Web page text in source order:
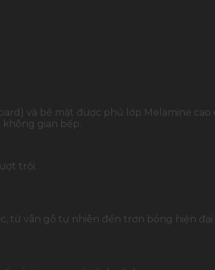
căn bếp
và bề mặt được phủ lớp Melamine cao
gian bếp.
trội.
từ vân gỗ tự nhiên đến trơn bóng hiện